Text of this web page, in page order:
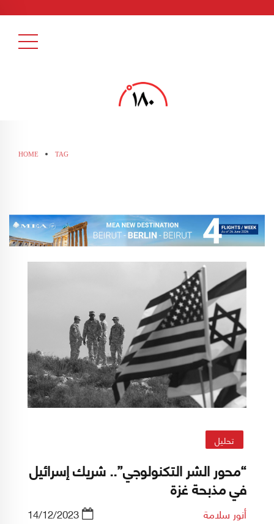
HOME TAG
تحليل
“محور الشر التكنولوجي”.. شريك إسرائيل
في مذبحة غزة
أنور سلامة 14/12/2023